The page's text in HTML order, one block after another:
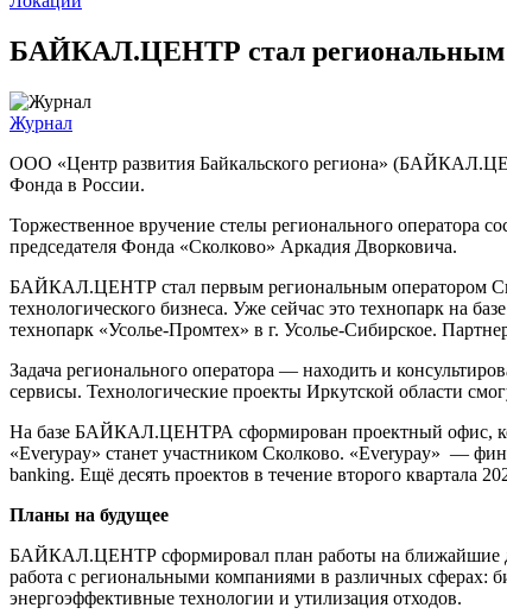
БАЙКАЛ.ЦЕНТР стал региональным
Журнал
ООО «Центр развития Байкальского региона»
Фонда в России.
Торжественное вручение стелы регионального оператора
председателя Фонда «Сколково» Аркадия Дворковича.
БАЙКАЛ.ЦЕНТР стал первым региональным оператором
технологического бизнеса. Уже сейчас это технопарк на
технопарк «Усолье-Промтех» в г. Усолье-Сибирское.
Задача регионального оператора — находить и
сервисы. Технологические проекты Иркутской области
На базе БАЙКАЛ.ЦЕНТРА сформирован проектный офис,
«Everypay» станет участником Сколково. «Everypay» —
banking. Ещё десять проектов в течение второго квартала
Планы на будущее
БАЙКАЛ.ЦЕНТР сформировал план работы на ближайшие два
работа с региональными компаниями в различных сферах:
энергоэффективные технологии и утилизация отходов.